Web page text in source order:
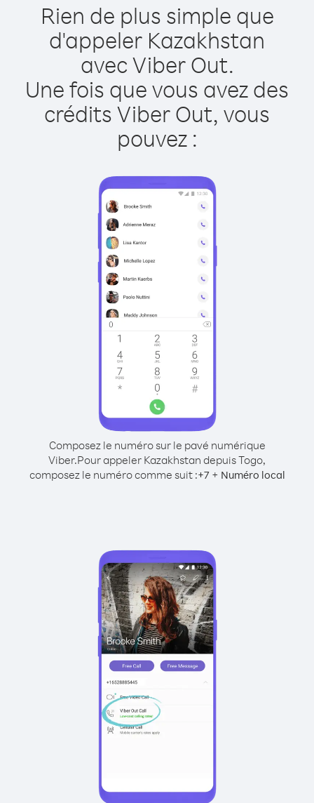
Rien de plus simple que
d'appeler Kazakhstan
avec Viber Out.
Une fois que vous avez des
crédits Viber Out, vous
pouvez :
Composez le numéro sur le pavé numérique
Viber.Pour appeler Kazakhstan depuis Togo,
composez le numéro comme suit :+7+ Numéro local